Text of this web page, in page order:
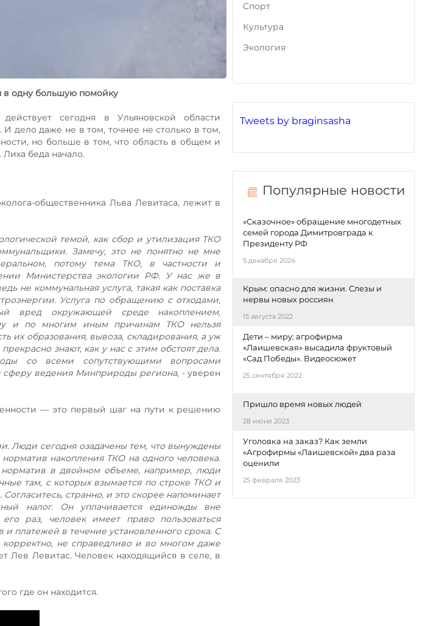
в одну большую помойку
сегодня в Ульяновской области
дело даже не в том, точнее не столько в том,
но больше в том, что область в общем и
беда начало.
общественника Льва Левитаса, лежит в
темой, как сбор и утилизация ТКО
Замечу, это не понятно не мне
потому тема ТКО, в частности и
Министерства экологии РФ. У нас же в
не коммунальная услуга, такая как поставка
Услуга по обращению с отходами,
вред окружающей среде накоплением,
и по многим иным причинам ТКО нельзя
их образования, вывоза, складирования, а уж
знают, как у нас с этим обстоят дела.
со всеми сопутствующими вопросами
сферу ведения Минприроды региона, - уверен
— это первый шаг на пути к решению
Люди сегодня озадачены тем, что вынуждены
накопления ТКО на одного человека.
норматив в двойном объеме, например, люди
там, с которых взымается по строке ТКО и
странно, и это скорее напоминает
налог. Он уплачивается единожды вне
раз, человек имеет право пользоваться
платежей в течение установленного срока. С
не справедливо и во многом даже
Лев Левитас. Человек находящийся в селе, в
где он находится.
Tweets by braginsasha
Популярные новости
«Сказочное» обращение многодетных
семей города Димитровграда к
Президенту РФ
5 декабря 2024
Крым: опасно для жизни. Слезы и
нервы новых россиян
15 августа 2022
Дети – миру: агрофирма
«Лаишевская» высадила фруктовый
«Сад Победы». Видеосюжет
25 сентября 2022
Пришло время новых людей
28 июня 2023
Уголовка на заказ? Как земли
«Агрофирмы «Лаишевской» два раза
оценили
25 февраля 2023
Cпорт
Культура
Экология